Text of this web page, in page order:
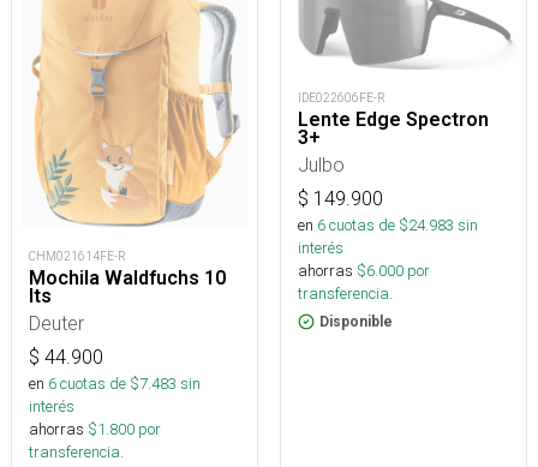
CHM021614FE-R
Mochila Waldfuchs 10
lts
Deuter
$ 44.900
en 6cuotas de $7.483 sin
interés
ahorras $1.800 por
transferencia.
IDE022606FE-R
Lente Edge Spectron
3+
Julbo
$ 149.900
en 6cuotas de $24.983 sin
interés
ahorras $6.000 por
transferencia.
Disponible